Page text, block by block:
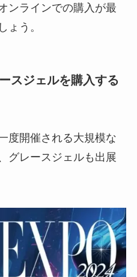
ンラインでの購入が最
ょう。
スジェルを購入する
度開催される大規模な
グレースジェルも出展